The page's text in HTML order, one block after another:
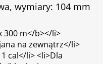
wymiary: 104 mm
300 m</b></li>
na zewnątrz</li>
cal</li> <li>Dla